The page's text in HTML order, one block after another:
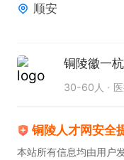
2.法定节假日正常
4.内部看牙优惠福利
5.各项季节性补贴
1.底薪2500
2.饭补300
顺安
铜陵徽一
30-60人
铜陵人才网安全
本站所有信息均由用户